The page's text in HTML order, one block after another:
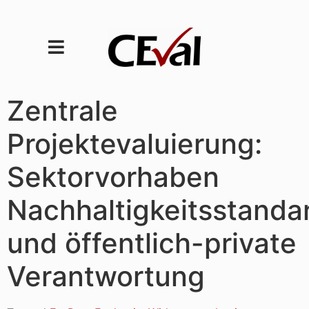
Zentrale
Projektevaluierung:
Sektorvorhaben
und öffentlich-private
Verantwortung